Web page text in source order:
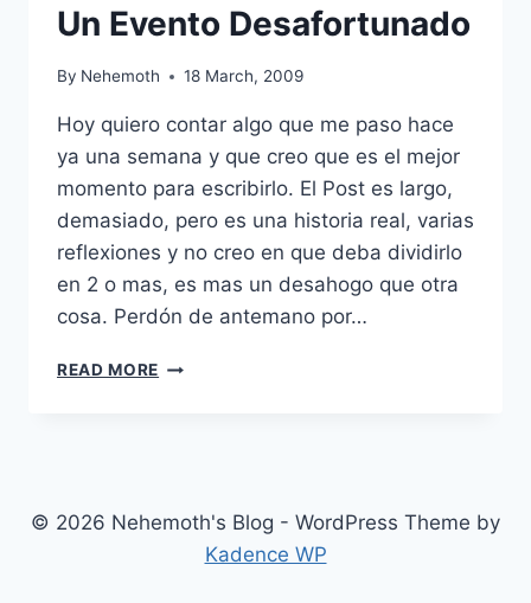
Un Evento Desafortunado
By Nehemoth 18 March, 2009
Hoy quiero contar algo que me paso hace
ya una semana y que creo que es el mejor
momento para escribirlo. El Post es largo,
demasiado, pero es una historia real, varias
reflexiones y no creo en que deba dividirlo
en 2 o mas, es mas un desahogo que otra
cosa. Perdón de antemano por…
READ MORE UN
© 2026 Nehemoth's Blog - WordPress Theme by
Kadence WP